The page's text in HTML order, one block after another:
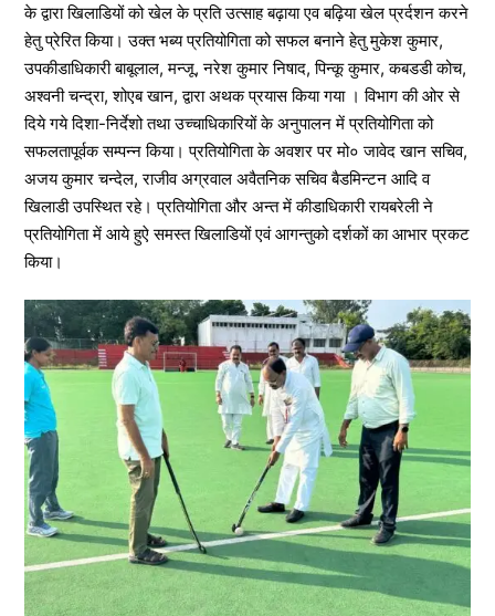
के द्वारा खिलाडियों को खेल के प्रति उत्साह बढ़ाया एव बढ़िया खेल प्रर्दशन करने
हेतु प्रेरित किया। उक्त भब्य प्रतियोगिता को सफल बनाने हेतु मुकेश कुमार,
उपकीडाधिकारी बाबूलाल, मन्जू, नरेश कुमार निषाद, पिन्कू कुमार, कबडडी कोच,
अश्वनी चन्द्रा, शोएब खान, द्वारा अथक प्रयास किया गया । विभाग की ओर से
दिये गये दिशा-निर्देशो तथा उच्चाधिकारियों के अनुपालन में प्रतियोगिता को
सफलतापूर्वक सम्पन्न किया। प्रतियोगिता के अवशर पर मो० जावेद खान सचिव,
अजय कुमार चन्देल, राजीव अग्रवाल अवैतनिक सचिव बैडमिन्टन आदि व
खिलाडी उपस्थित रहे। प्रतियोगिता और अन्त में कीडाधिकारी रायबरेली ने
प्रतियोगिता में आये हुऐ समस्त खिलाडियों एवं आगन्तुको दर्शकों का आभार प्रकट
किया।